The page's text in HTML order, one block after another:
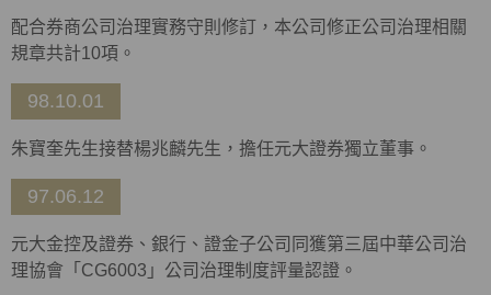
配合券商公司治理實務守則修訂，本公司修正公司治理相關
規章共計10項。
98.10.01
朱寶奎先生接替楊兆麟先生，擔任元大證券獨立董事。
97.06.12
元大金控及證券、銀行、證金子公司同獲第三屆中華公司治
理協會「CG6003」公司治理制度評量認證。